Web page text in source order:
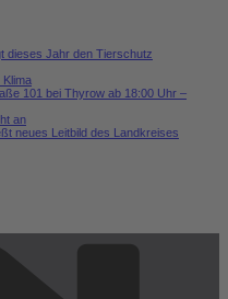
dieses Jahr den Tierschutz
101 bei Thyrow ab 18:00 Uhr –
an
neues Leitbild des Landkreises